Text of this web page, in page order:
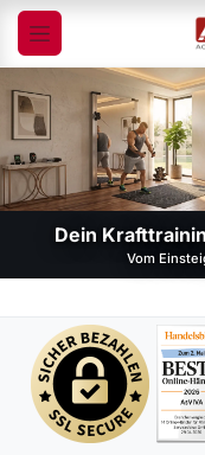
Zum Inhalt springen
Dein
Vom